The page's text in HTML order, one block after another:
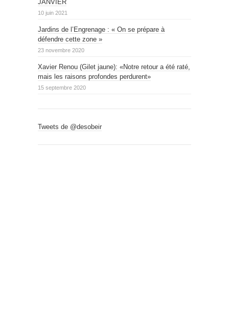
JANVIER
10 juin 2021
Jardins de l’Engrenage : « On se prépare à
défendre cette zone »
23 novembre 2020
Xavier Renou (Gilet jaune): «Notre retour a été raté,
mais les raisons profondes perdurent»
15 septembre 2020
Tweets de @desobeir